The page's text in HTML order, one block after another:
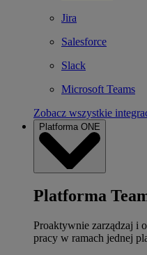
Jira
Salesforce
Slack
Microsoft Teams
Zobacz wszystkie
Platforma ONE
Platforma
Proaktywnie zarządzaj i
pracy w ramach jednej